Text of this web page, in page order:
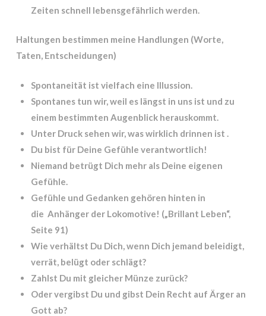
Zeiten schnell lebensgefährlich werden.
Haltungen bestimmen meine Handlungen (Worte,
Taten, Entscheidungen)
Spontaneität ist vielfach eine Illussion.
Spontanes tun wir, weil es längst in uns ist und zu
einem bestimmten Augenblick herauskommt.
Unter Druck sehen wir, was wirklich drinnen ist
Du bist für Deine Gefühle verantwortlich!
Niemand betrügt Dich mehr als Deine eigenen
Gefühle.
Gefühle und Gedanken gehören hinten in
die Anhänger der Lokomotive! („Brillant Leben“,
Seite 91)
Wie verhältst Du Dich, wenn Dich jemand beleidigt,
verrät, belügt oder schlägt?
Zahlst Du mit gleicher Münze zurück?
Oder vergibst Du und gibst Dein Recht auf Ärger an
Gott ab?